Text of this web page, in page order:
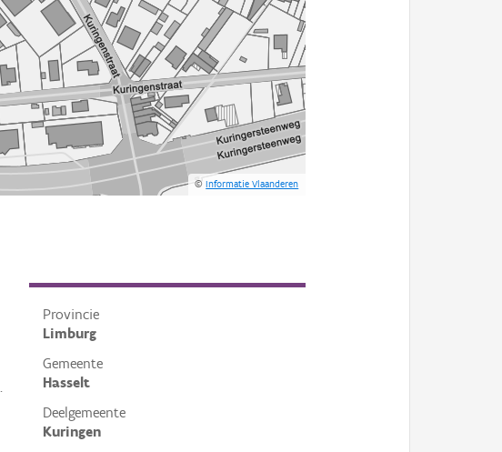
©Informatie Vlaanderen
Provincie
Limburg
Gemeente
Hasselt
Deelgemeente
Kuringen